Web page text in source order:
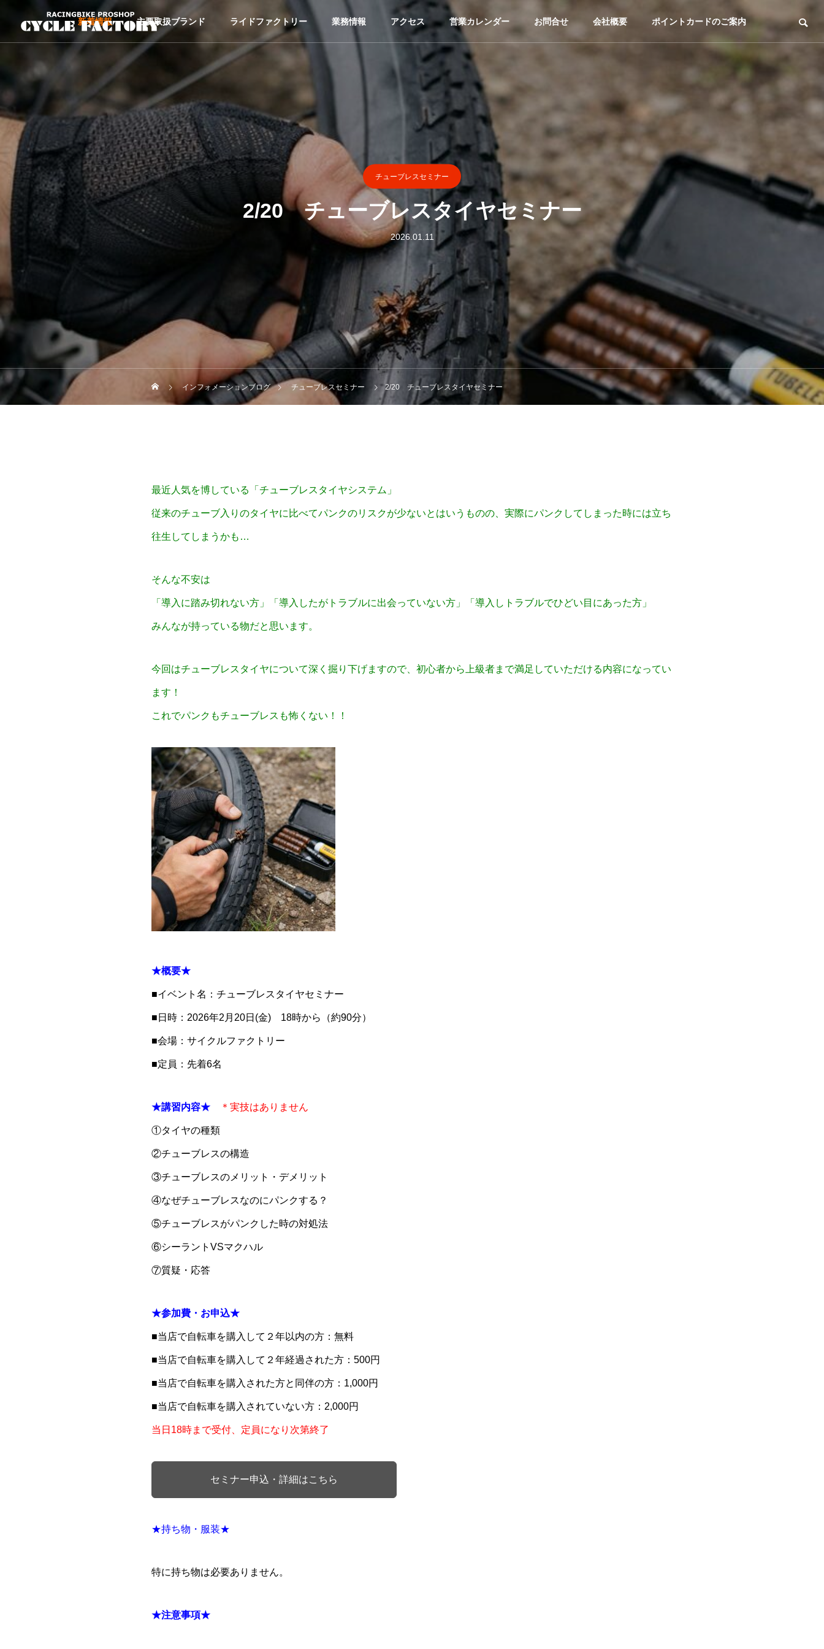
新着情報 主要取扱ブランド ライドファクトリー 業務情報 アクセス 営業カレンダー お問合せ 会社概要 ポイントカードのご案内
チューブレスセミナー
2/20 チューブレスタイヤセミナー
2026.01.11
インフォメーションブログ チューブレスセミナー 2/20 チューブレスタイヤセミナー
最近人気を博している「チューブレスタイヤシステム」
従来のチューブ入りのタイヤに比べてパンクのリスクが少ないとはいうものの、実際にパンクしてしまった時には立ち
往生してしまうかも…
そんな不安は
「導入に踏み切れない方」「導入したがトラブルに出会っていない方」「導入しトラブルでひどい目にあった方」
みんなが持っている物だと思います。
今回はチューブレスタイヤについて深く掘り下げますので、 初心者から上級者まで満足していただける内容になってい
ます！
これでパンクもチューブレスも怖くない！！
★概要★
■イベント名：チューブレスタイヤセミナー
■日時：2026年2月20日(金) 18時から（約90分）
■会場：サイクルファクトリー
■定員：先着6名
★講習内容★ ＊ 実技はありません
①タイヤの種類
②チューブレスの構造
③チューブレスのメリット・デメリット
④なぜチューブレスなのにパンクする？
⑤チューブレスがパンクした時の対処法
⑥シーラントVSマクハル
⑦質疑・応答
★参加費・お申込★
■当店で自転車を購入して２年以内の方：無料
■当店で自転車を購入して２年経過された方：500円
■当店で自転車を購入された方と同伴の方：1,000円
■当店で自転車を購入されていない方：2,000円
当日18時まで受付、定員になり次第終了
セミナー申込・詳細はこちら
★持ち物・服装★
特に持ち物は必要ありません。
★注意事項★